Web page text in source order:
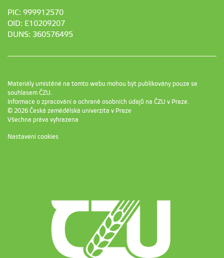
PIC: 999912570
OID: E10209207
DUNS: 360576495
Materiály umístěné na tomto webu mohou být publikovány pouze se
souhlasem ČZU.
Informace o zpracování a ochraně osobních údajů na ČZU v Praze.
© 2026 Česká zemědělská univerzita v Praze
Všechna práva vyhrazena
Nastavení cookies